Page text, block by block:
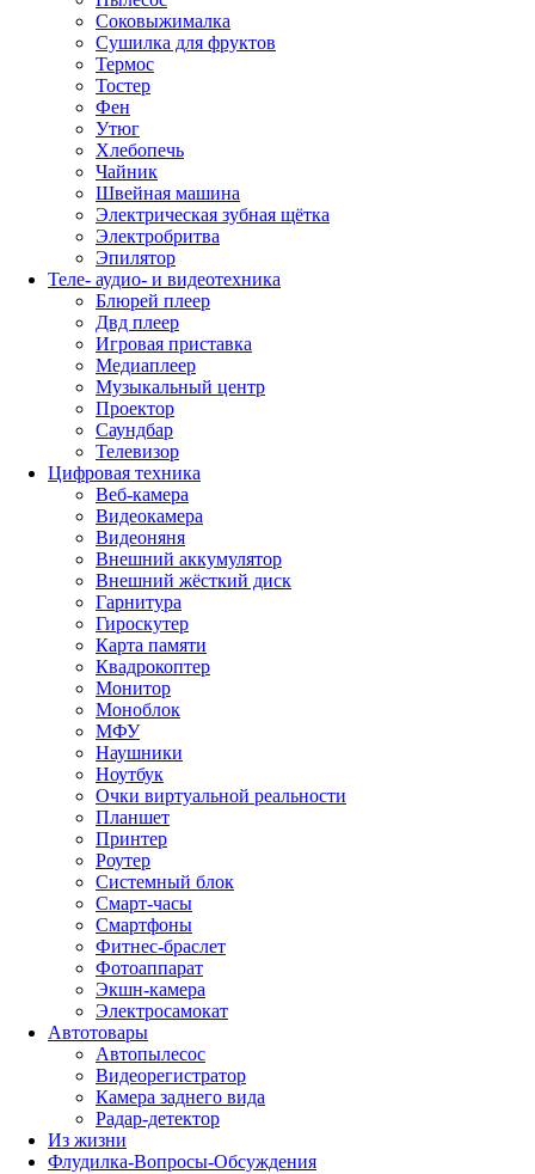
Соковыжималка
Сушилка для фруктов
Термос
Тостер
Фен
Утюг
Хлебопечь
Чайник
Швейная машина
Электрическая зубная щётка
Электробритва
Эпилятор
Теле- аудио- и видеотехника
Блюрей плеер
Двд плеер
Игровая приставка
Медиаплеер
Музыкальный центр
Проектор
Саундбар
Телевизор
Цифровая техника
Веб-камера
Видеокамера
Видеоняня
Внешний аккумулятор
Внешний жёсткий диск
Гарнитура
Гироскутер
Карта памяти
Квадрокоптер
Монитор
Моноблок
МФУ
Наушники
Ноутбук
Очки виртуальной реальности
Планшет
Принтер
Роутер
Системный блок
Смарт-часы
Смартфоны
Фитнес-браслет
Фотоаппарат
Экшн-камера
Электросамокат
Автотовары
Автопылесос
Видеорегистратор
Камера заднего вида
Радар-детектор
Из жизни
Флудилка-Вопросы-Обсуждения